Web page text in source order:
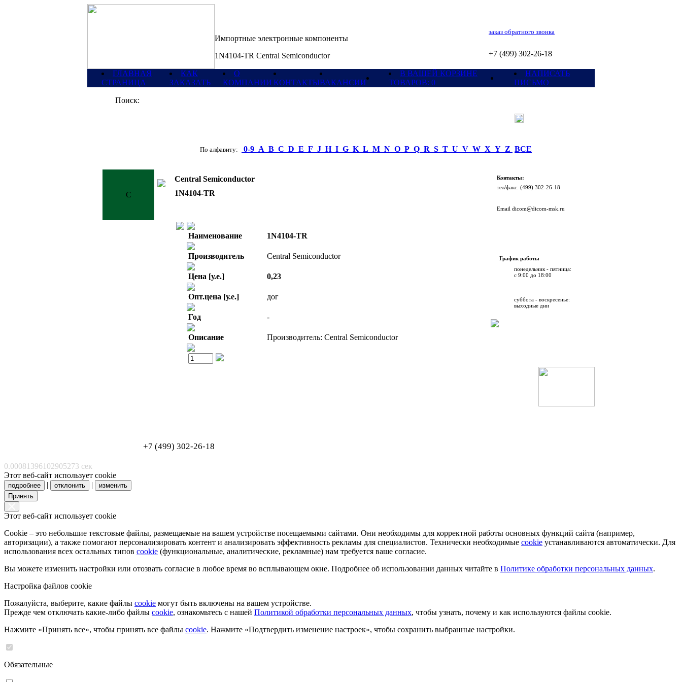
Импортные электронные компоненты
1N4104-TR Central Semiconductor
заказ обратного звонка
+7 (499) 302-26-18
ГЛАВНАЯ
СТРАНИЦА
КАК
ЗАКАЗАТЬ
О
КОМПАНИИ КОНТАКТЫВАКАНСИИ
В ВАШЕЙ КОРЗИНЕ
ТОВАРОВ: 0
НАПИСАТЬ
ПИСЬМО
Поиск:
По алфавиту: 0-9 A B C D E F J H I G K L M N O P Q R S T U V W X Y Z ВСЕ
C
Central Semiconductor
1N4104-TR
Наименование 1N4104-TR
Производитель Central Semiconductor
Цена [у.е.] 0,23
Опт.цена [у.е.] дог
Год -
Описание Производитель: Central Semiconductor
Контакты:
тел/факc: (499) 302-26-18
Email dicom@dicom-msk.ru
График работы
понедельник - пятница:
с 9:00 до 18:00
суббота - воскресенье:
выходные дни
+7 (499) 302-26-18
0.00081396102905273 сек
Этот веб-сайт использует cookie
подробнее | отклонить |
изменить
Принять
Этот веб-сайт использует cookie
Cookie – это небольшие текстовые файлы, размещаемые на вашем устройстве посещаемыми сайтами. Они необходимы для корректной работы основных функций сайта (например,
авторизации), а также помогают персонализировать контент и анализировать эффективность рекламы для специалистов. Технически необходимые cookie устанавливаются автоматически. Для
использования всех остальных типов cookie (функциональные, аналитические, рекламные) нам требуется ваше согласие.
Вы можете изменить настройки или отозвать согласие в любое время во всплывающем окне. Подробнее об использовании данных читайте в Политике обработки персональных данных.
Настройка файлов cookie
Пожалуйста, выберите, какие файлы cookie могут быть включены на вашем устройстве.
Прежде чем отключать какие-либо файлы cookie, ознакомьтесь с нашей Политикой обработки персональных данных, чтобы узнать, почему и как используются файлы cookie.
Нажмите «Принять все», чтобы принять все файлы cookie. Нажмите «Подтвердить изменение настроек», чтобы сохранить выбранные настройки.
Обязательные